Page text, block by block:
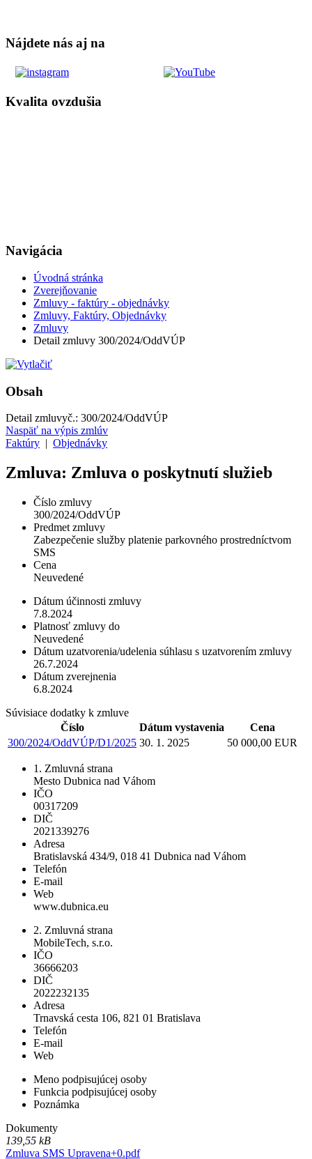
Nájdete nás aj na
Kvalita ovzdušia
Navigácia
Úvodná stránka
Zverejňovanie
Zmluvy - faktúry - objednávky
Zmluvy, Faktúry, Objednávky
Zmluvy
Detail zmluvy 300/2024/OddVÚP
Obsah
Detail zmluvyč.: 300/2024/OddVÚP
Naspäť na výpis zmlúv
Faktúry | Objednávky
Zmluva: Zmluva o poskytnutí služieb
Číslo zmluvy
300/2024/OddVÚP
Predmet zmluvy
Zabezpečenie služby platenie parkovného prostredníctvom
SMS
Cena
Neuvedené
Dátum účinnosti zmluvy
7.8.2024
Platnosť zmluvy do
Neuvedené
Dátum uzatvorenia/udelenia súhlasu s uzatvorením zmluvy
26.7.2024
Dátum zverejnenia
6.8.2024
Súvisiace dodatky k zmluve
Číslo
Dátum vystavenia
Cena
300/2024/OddVÚP/D1/2025 30. 1. 2025 50 000,00 EUR
1. Zmluvná strana
Mesto Dubnica nad Váhom
IČO
00317209
DIČ
2021339276
Adresa
Bratislavská 434/9, 018 41 Dubnica nad Váhom
Telefón
E-mail
Web
www.dubnica.eu
2. Zmluvná strana
MobileTech, s.r.o.
IČO
36666203
DIČ
2022232135
Adresa
Trnavská cesta 106, 821 01 Bratislava
Telefón
E-mail
Web
Meno podpisujúcej osoby
Funkcia podpisujúcej osoby
Poznámka
Dokumenty
139,55 kB
Zmluva SMS Upravena+0.pdf